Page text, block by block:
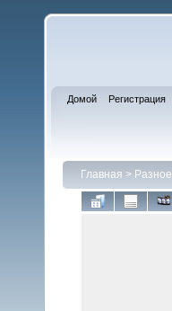
Домой Регистрация
Главная > Разное